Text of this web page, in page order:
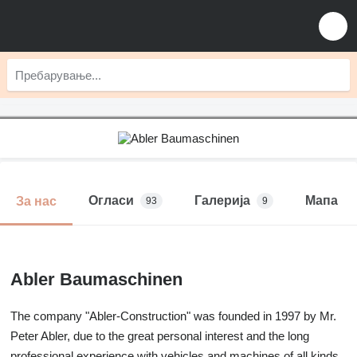
За нас Огласи 93 Галерија 9 Мапа
Abler Baumaschinen
The company "Abler-Construction" was founded in 1997 by Mr.
Peter Abler, due to the great personal interest and the long